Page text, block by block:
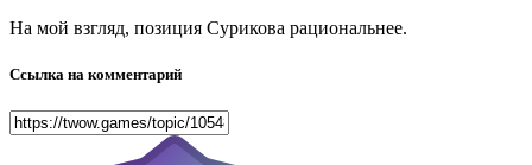
На мой взгляд, позиция Сурикова рациональнее.
Ссылка на комментарий